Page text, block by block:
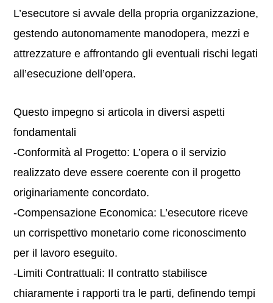
L’esecutore si avvale della propria organizzazione,
gestendo autonomamente manodopera, mezzi e
attrezzature e affrontando gli eventuali rischi legati
all’esecuzione dell’opera.
Questo impegno si articola in diversi aspetti
fondamentali
-Conformità al Progetto: L’opera o il servizio
realizzato deve essere coerente con il progetto
originariamente concordato.
-Compensazione Economica: L’esecutore riceve
un corrispettivo monetario come riconoscimento
per il lavoro eseguito.
-Limiti Contrattuali: Il contratto stabilisce
chiaramente i rapporti tra le parti, definendo tempi